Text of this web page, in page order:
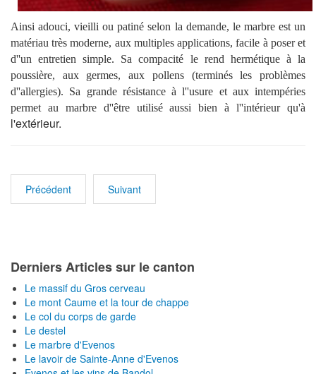
Ainsi adouci, vieilli ou patiné selon la demande, le marbre est un
matériau très moderne, aux multiples applications, facile à poser et
d''un entretien simple. Sa compacité le rend hermétique à la
poussière, aux germes, aux pollens (terminés les problèmes
d''allergies). Sa grande résistance à l''usure et aux intempéries
permet au marbre d''être utilisé aussi bien à l''intérieur qu'à
l'extérieur.
Précédent Suivant
Derniers Articles sur le canton
Le massif du Gros cerveau
Le mont Caume et la tour de chappe
Le col du corps de garde
Le destel
Le marbre d'Evenos
Le lavoir de Sainte-Anne d'Evenos